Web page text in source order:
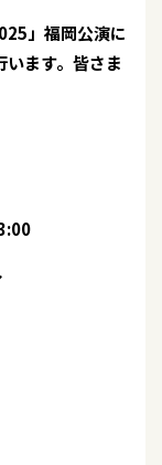
」福岡公演に
ます。皆さま